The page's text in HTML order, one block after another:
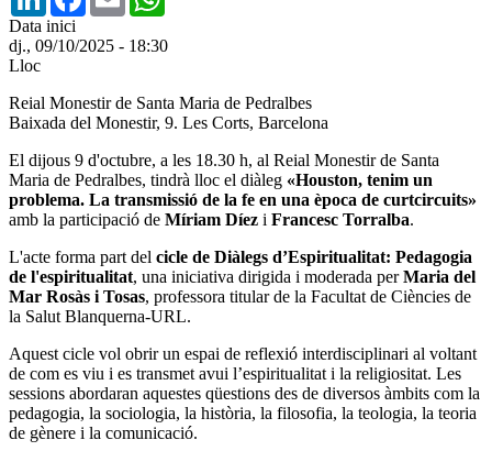
Data inici
dj., 09/10/2025 - 18:30
Lloc
Reial Monestir de Santa Maria de Pedralbes
Baixada del Monestir, 9. Les Corts, Barcelona
El dijous 9 d'octubre, a les 18.30 h, al Reial Monestir de Santa
Maria de Pedralbes, tindrà lloc el diàleg «Houston, tenim un
problema. La transmissió de la fe en una època de curtcircuits»
amb la participació de Míriam Díez i Francesc Torralba.
L'acte forma part del cicle de Diàlegs d’Espiritualitat: Pedagogia
de l'espiritualitat, una iniciativa dirigida i moderada perMaria del
Mar Rosàs i Tosas, professora titular de la Facultat de Ciències de
la Salut Blanquerna-URL.
Aquest cicle vol obrir un espai de reflexió interdisciplinari al voltant
de com es viu i es transmet avui l’espiritualitat i la religiositat. Les
sessions abordaran aquestes qüestions des de diversos àmbits com la
pedagogia, la sociologia, la història, la filosofia, la teologia, la teoria
de gènere i la comunicació.